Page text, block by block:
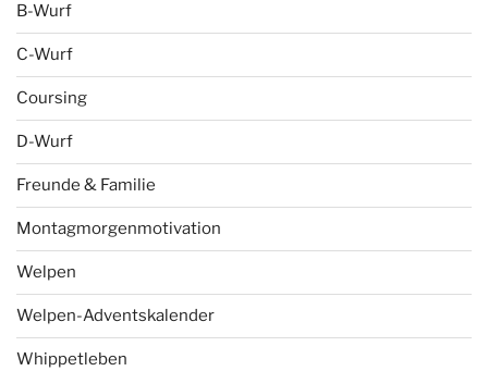
B-Wurf
C-Wurf
Coursing
D-Wurf
Freunde & Familie
Montagmorgenmotivation
Welpen
Welpen-Adventskalender
Whippetleben